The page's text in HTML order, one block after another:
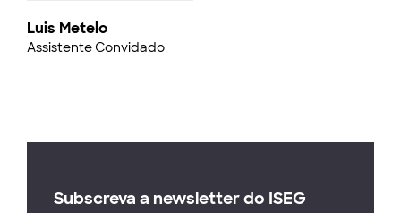
Luis Metelo
Assistente Convidado
Subscreva a newsletter do ISEG